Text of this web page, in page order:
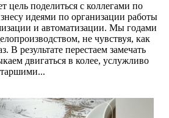
цель поделиться с коллегами по
идеями по организации работы
и автоматизации. Мы годами
не чувствуя, как
В результате перестаем замечать
двигаться в колее, услужливо